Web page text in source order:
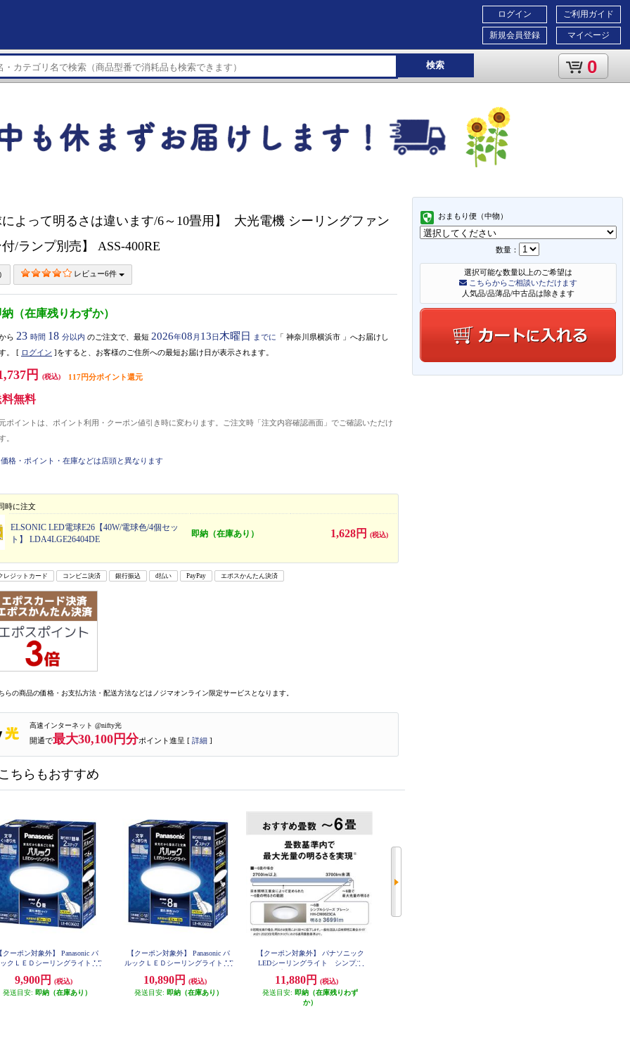
ご利用ガイド
マイページ
ログイン
新規会員登録
検索 0
おまもり便（中物）
数量：
選択可能な数量以上のご希望は
こちらからご相談いただけます
人気品/品薄品/中古品は除きます
よって明るさは違います/6～10畳用】 大光電機 シーリングファン
/ランプ別売】 ASS-400RE
レビュー6件
（在庫残りわずか）
ら 23 時間 18 分以内 のご注文で、最短 2026年08 月 13日 木曜日 までに 「 神奈川県横浜市 」 へお届けし
。 [ ログイン ]をすると、お客様のご住所への最短お届け日が表示されます。
円 (税込) 117円分ポイント還元
料無料
ポイントは、ポイント利用・クーポン値引き時に変わります。ご注文時「注文内容確認画面」でご確認いただけ
。
価格・ポイント・在庫などは店頭と異なります
時に注文
ELSONIC LED電球E26【40W/電球色/4個セッ
ト】 LDA4LGE26404DE
即納（在庫あり） 1,628円 (税込)
レジットカード コンビニ決済 銀行振込 d払い PayPay エポスかんたん決済
らの商品の価格・お支払方法・配送方法などはノジマオンライン限定サービスとなります。
高速インターネット @nifty光
開通で最大30,100円分ポイント進呈 [ 詳細 ]
ちらもおすすめ
クーポン対象外】 Panasonic パ
クＬＥＤシーリングライト LE
9,900円
(税込)
発送目安: 即納（在庫あり）
【クーポン対象外】 Panasonic パ
ルックＬＥＤシーリングライト LE
10,890円
(税込)
発送目安: 即納（在庫あり）
【クーポン対象外】 パナソニック
LEDシーリングライト シンプル
11,880円
(税込)
発送目安: 即納（在庫残りわず
か）